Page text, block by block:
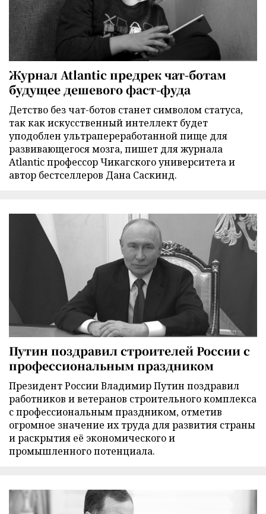
Журнал Atlantic предрек чат-ботам
будущее дешевого фаст-фуда
Детство без чат-ботов станет символом статуса,
так как искусственный интеллект будет
уподоблен ультрапереработанной пище для
развивающегося мозга, пишет для журнала
Atlantic профессор Чикагского университета и
автор бестселлеров Дана Саскинд.
Путин поздравил строителей России с
профессиональным праздником
Президент России Владимир Путин поздравил
работников и ветеранов строительного комплекса
с профессиональным праздником, отметив
огромное значение их труда для развития страны
и раскрытия её экономического и
промышленного потенциала.